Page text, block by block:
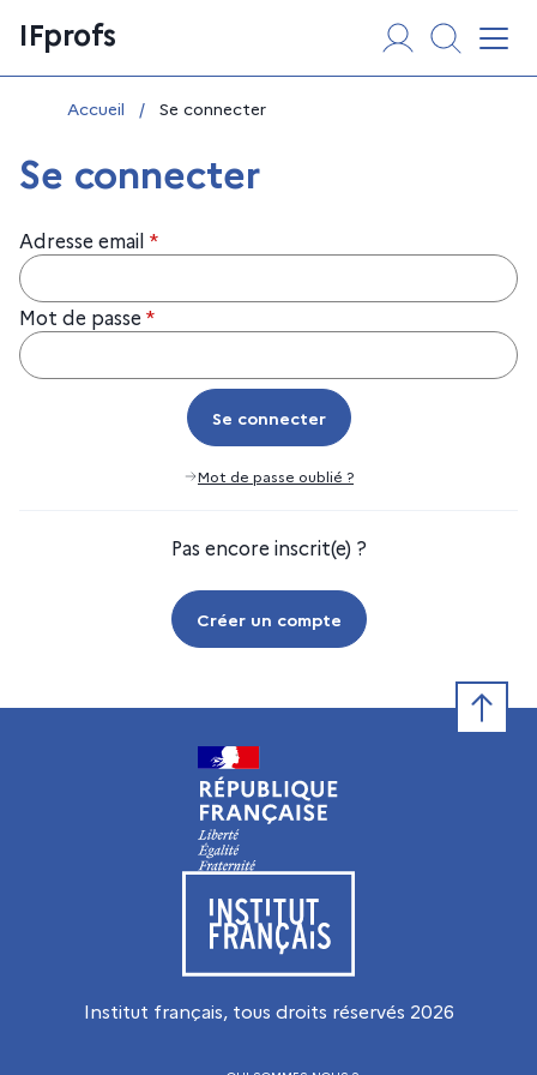
au
contenu
IFprofs
Vous êtes ici :
Accueil / Se connecter
Se connecter
Adresse email *
Mot de passe *
Se connecter
Se connecter
Mot de passe oublié ?
Pas encore inscrit(e) ?
Créer un compte
Visiter le site de l’Institut français
Institut français, tous droits réservés 2026